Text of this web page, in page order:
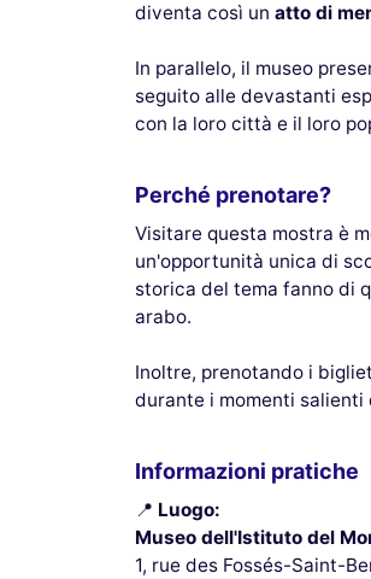
diventa così un atto di
In parallelo, il museo
seguito alle devastanti
con la loro città e il loro
Perché prenotare?
Visitare questa mostra è
un'opportunità unica di
storica del tema fanno di
arabo.
Inoltre, prenotando i
durante i momenti salienti
Informazioni pratiche
📍 Luogo:
Museo dell'Istituto del
1, rue des Fossés-Saint-